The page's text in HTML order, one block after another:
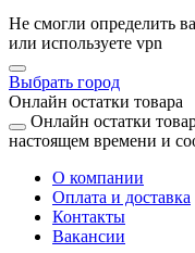
Не смогли определить
или используете vpn
Выбрать город
Онлайн остатки товара
Онлайн остатки
настоящем времени и
О компании
Оплата и доставка
Контакты
Вакансии